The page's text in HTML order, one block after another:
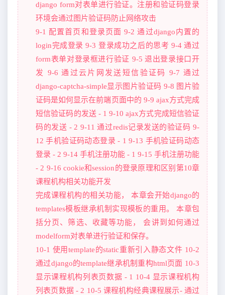
django form对表单进行验证。注册和验证码登录
环境会通过图片验证码防止网络攻击
9-1 配置首页和登录页面 9-2 通过django内置的
login完成登录 9-3 登录成功之后的思考 9-4 通过
form表单对登录框进行验证 9-5 退出登录接口开
发 9-6 通过云片网发送短信验证码 9-7 通过
django-captcha-simple显示图片验证码 9-8 图片验
证码是如何显示在前端页面中的 9-9 ajax方式完成
短信验证码的发送 - 1 9-10 ajax方式完成短信验证
码的发送 - 2 9-11 通过redis记录发送的验证码 9-
12 手机验证码动态登录 - 1 9-13 手机验证码动态
登录 - 2 9-14 手机注册功能 - 1 9-15 手机注册功能
- 2 9-16 cookie和session的登录原理和区别第10章
课程机构相关功能开发
完成课程机构的相关功能， 本章会开始django的
templates模板继承机制实现模板的重用。 本章包
括分页、筛选、收藏等功能， 会讲到如何通过
modelform对表单进行验证和保存。
10-1 使用template的static重新引入静态文件 10-2
通过django的template继承机制重构html页面 10-3
显示课程机构列表页数据 - 1 10-4 显示课程机构
列表页数据 - 2 10-5 课程机构经典课程展示- 通过